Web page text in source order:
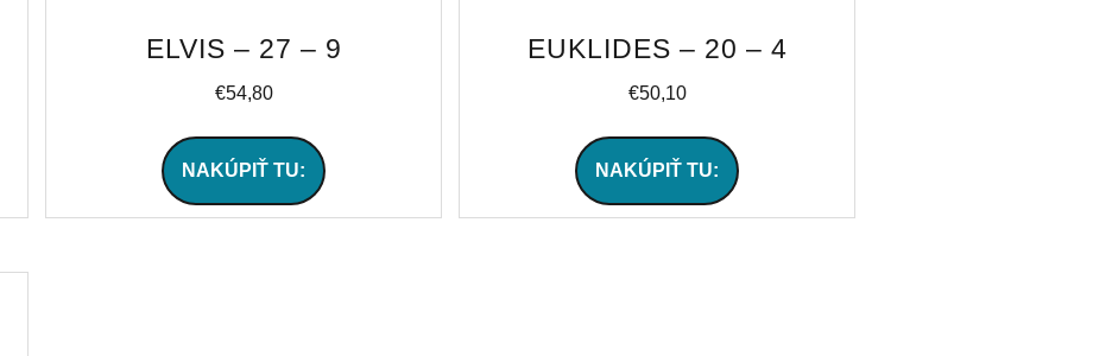
ELVIS – 27 – 9
€54,80
NAKÚPIŤ TU:
EUKLIDES – 20 – 4
€50,10
NAKÚPIŤ TU: